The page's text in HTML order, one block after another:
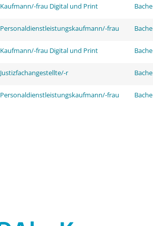
Kaufmann/-frau Digital und Print
Personaldienstleistungskaufmann/-frau
Kaufmann/-frau Digital und Print
Justizfachangestellte/-r
Personaldienstleistungskaufmann/-frau